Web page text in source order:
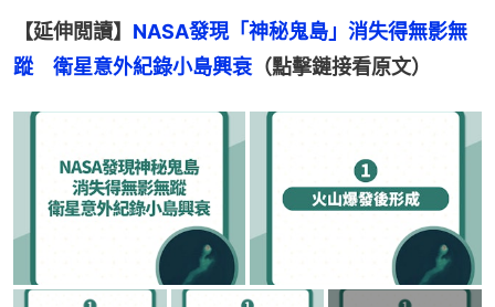
【延伸閲讀】 NASA發現「神秘鬼島」消失得無影無
蹤　衛星意外紀錄小島興衰 （點擊鏈接看原文）